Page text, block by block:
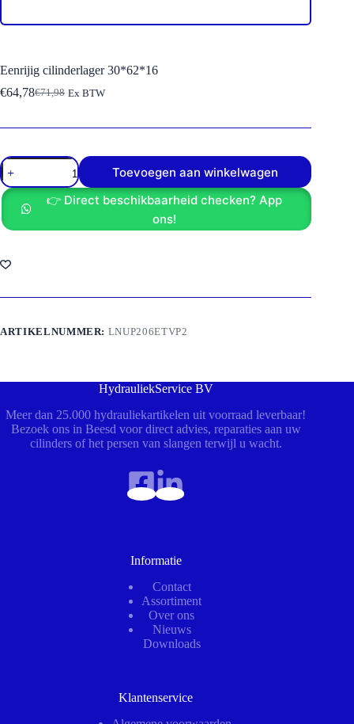
Eenrijig cilinderlager 30*62*16
€71,98
Oorspronkelijke
was:
€64,78Huidige
is:
Ex BTW
Eenrijig
cilinderlager
30*62*16
aantal
Toevoegen aan winkelwagen
👉 Direct beschikbaarheid checken? App
ons!
ARTIKELNUMMER: LNUP206ETVP2
HydrauliekService BV
Meer dan 25.000 hydrauliekartikelen uit voorraad leverbaar!
Bezoek ons in Beesd voor direct advies, reparaties aan uw
cilinders of het persen van slangen terwijl u wacht.
Informatie
Contact
Assortiment
Over ons
Nieuws
Downloads
Klantenservice